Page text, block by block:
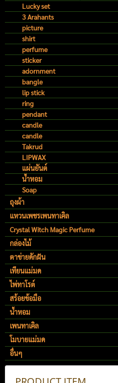
Lucky set
3 Arahants
picture
shirt
perfume
sticker
adornment
bangle
lip stick
ring
pendant
candle
candle
Takrud
LIPWAX
แผ่นยันต์
น้ำหอม
Soap
ถุงผ้า
แหวนเพชรเพนทาเคิล
Crystal Witch Magic Perfume
กล่องไม้
ตาข่ายดักฝัน
เทียนแม่มด
ไพ่ทาโรต์
สร้อยข้อมือ
น้ำหอม
เพนทาเคิล
โมบายแม่มด
อื่นๆ